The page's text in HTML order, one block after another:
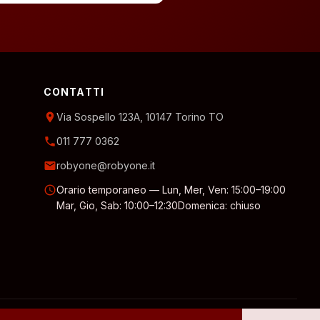
CONTATTI
location_onVia Sospello 123A, 10147 Torino TO
phone011 777 0362
emailrobyone@robyone.it
scheduleOrario temporaneo — Lun, Mer, Ven: 15:00–19:00
Mar, Gio, Sab: 10:00–12:30Domenica: chiuso